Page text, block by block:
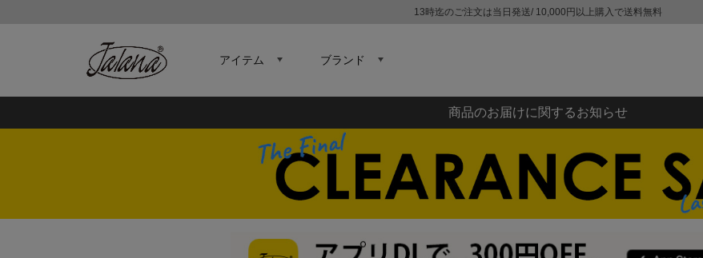
13時迄のご注文は当日発送/ 10,000円以上購入で送料無料
アイテム ブランド
商品のお届けに関するお知らせ